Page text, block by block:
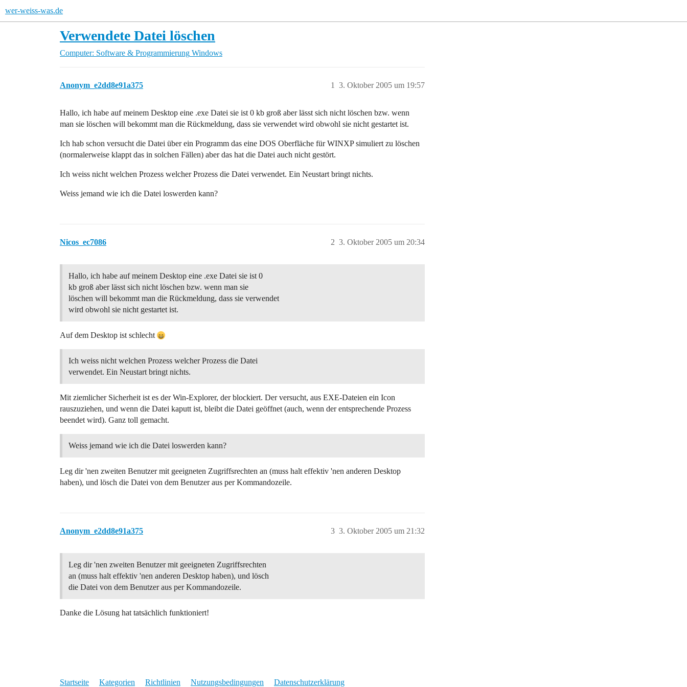
wer-weiss-was.de
Verwendete Datei löschen
Computer: Software & Programmierung Windows
Anonym_e2dd8e91a375 3. Oktober 2005 um 19:57
1
Hallo, ich habe auf meinem Desktop eine .exe Datei sie ist 0 kb groß aber lässt sich nicht löschen bzw. wenn
man sie löschen will bekommt man die Rückmeldung, dass sie verwendet wird obwohl sie nicht gestartet ist.
Ich hab schon versucht die Datei über ein Programm das eine DOS Oberfläche für WINXP simuliert zu löschen
(normalerweise klappt das in solchen Fällen) aber das hat die Datei auch nicht gestört.
Ich weiss nicht welchen Prozess welcher Prozess die Datei verwendet. Ein Neustart bringt nichts.
Weiss jemand wie ich die Datei loswerden kann?
Nicos_ec7086 3. Oktober 2005 um 20:34
2
Hallo, ich habe auf meinem Desktop eine .exe Datei sie ist 0
kb groß aber lässt sich nicht löschen bzw. wenn man sie
löschen will bekommt man die Rückmeldung, dass sie verwendet
wird obwohl sie nicht gestartet ist.
Auf dem Desktop ist schlecht
Ich weiss nicht welchen Prozess welcher Prozess die Datei
verwendet. Ein Neustart bringt nichts.
Mit ziemlicher Sicherheit ist es der Win-Explorer, der blockiert. Der versucht, aus EXE-Dateien ein Icon
rauszuziehen, und wenn die Datei kaputt ist, bleibt die Datei geöffnet (auch, wenn der entsprechende Prozess
beendet wird). Ganz toll gemacht.
Weiss jemand wie ich die Datei loswerden kann?
Leg dir 'nen zweiten Benutzer mit geeigneten Zugriffsrechten an (muss halt effektiv 'nen anderen Desktop
haben), und lösch die Datei von dem Benutzer aus per Kommandozeile.
Anonym_e2dd8e91a375 3. Oktober 2005 um 21:32
3
Leg dir 'nen zweiten Benutzer mit geeigneten Zugriffsrechten
an (muss halt effektiv 'nen anderen Desktop haben), und lösch
die Datei von dem Benutzer aus per Kommandozeile.
Danke die Lösung hat tatsächlich funktioniert!
Startseite Kategorien Richtlinien Nutzungsbedingungen Datenschutzerklärung